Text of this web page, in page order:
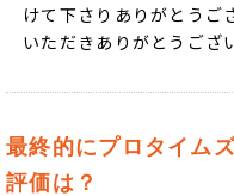
けて下さりありがとうご
いただきありがとうござ
最終的にプロタイム
評価は？